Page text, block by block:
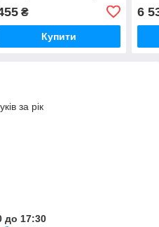
17
₴
Купити
6
за рік
до 17:30